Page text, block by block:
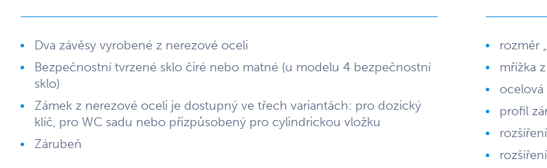
Dva závěsy vyrobené z nerezové oceli
Bezpečnostní tvrzené sklo čiré nebo matné (u modelu 4 bezpečnostní
sklo)
Zámek z nerezové oceli je dostupný ve třech variantách: pro dozický
klíč, pro WC sadu nebo přizpůsobený pro cylindrickou vložku
Zárubeň
rozměr
mřížka
ocelová
profil